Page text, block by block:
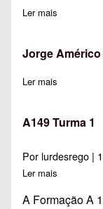
Ler mais
Jorge
Ler mais
A149 Turma 1
Por lurdesrego |
Ler mais
A Formação A